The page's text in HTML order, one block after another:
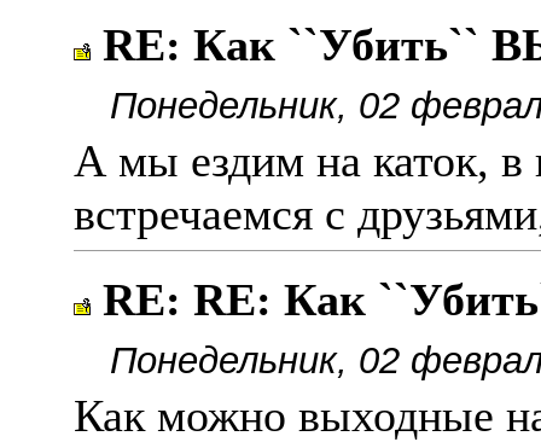
RE: Как ``Убить``
Понедельник, 02
А мы ездим на каток, в
встречаемся с
RE: RE: Как
Понедельник, 02
Как можно выходные